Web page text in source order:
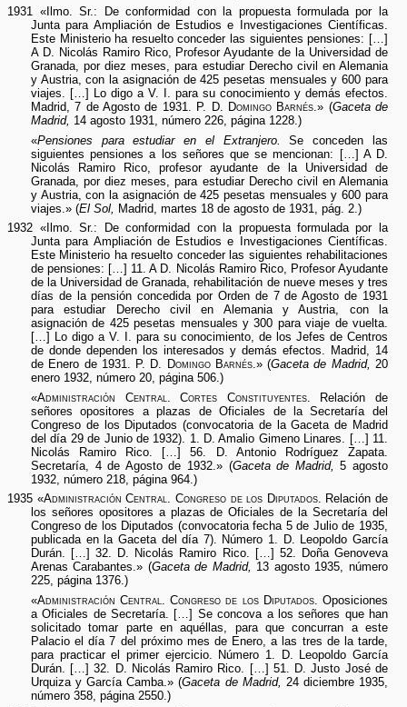
1931 «Ilmo. Sr.: De conformidad con la propuesta formulada por la
Junta para Ampliación de Estudios e Investigaciones Científicas.
Este Ministerio ha resuelto conceder las siguientes pensiones: […]
A D. Nicolás Ramiro Rico, Profesor Ayudante de la Universidad de
Granada, por diez meses, para estudiar Derecho civil en Alemania
y Austria, con la asignación de 425 pesetas mensuales y 600 para
viajes. […] Lo digo a V. I. para su conocimiento y demás efectos.
Madrid, 7 de Agosto de 1931. P. D. Domingo Barnés.» (Gaceta de
Madrid, 14 agosto 1931, número 226, página 1228.)
«Pensiones para estudiar en el Extranjero.
Se conceden las
siguientes pensiones a los señores que se mencionan: […] A D.
Nicolás Ramiro Rico, profesor ayudante de la Universidad de
Granada, por diez meses, para estudiar Derecho civil en Alemania
y Austria, con la asignación de 425 pesetas mensuales y 600 para
viajes.» (El Sol,
Madrid, martes 18 de agosto de 1931, pág. 2.)
1932 «Ilmo. Sr.: De conformidad con la propuesta formulada por la
Junta para Ampliación de Estudios e Investigaciones Científicas.
Este Ministerio ha resuelto conceder las siguientes rehabilitaciones
de pensiones: […] 11. A D. Nicolás Ramiro Rico, Profesor Ayudante
de la Universidad de Granada, rehabilitación de nueve meses y tres
días de la pensión concedida por Orden de 7 de Agosto de 1931
para estudiar Derecho civil en Alemania y Austria, con la
asignación de 425 pesetas mensuales y 300 para viaje de vuelta.
[…] Lo digo a V. I. para su conocimiento, de los Jefes de Centros
de donde dependen los interesados y demás efectos. Madrid, 14
de Enero de 1931. P. D. Domingo Barnés.» (Gaceta de Madrid, 20
enero 1932, número 20, página 506.)
«Administración Central. Cortes Constituyentes.
Relación de
señores opositores a plazas de Oficiales de la Secretaría del
Congreso de los Diputados (convocatoria de la Gaceta de Madrid
del día 29 de Junio de 1932). 1. D. Amalio Gimeno Linares. […] 11.
Nicolás Ramiro Rico. […] 56. D. Antonio Rodríguez Zapata.
Secretaría, 4 de Agosto de 1932.» (Gaceta de Madrid, 5 agosto
1932, número 218, página 964.)
1935 «Administración Central. Congreso de los Diputados. Relación de
los señores opositores a plazas de Oficiales de la Secretaría del
Congreso de los Diputados (convocatoria fecha 5 de Julio de 1935,
publicada en la Gaceta del día 7). Número 1. D. Leopoldo García
Durán. […] 32. D. Nicolás Ramiro Rico. […] 52. Doña Genoveva
Arenas Carabantes.» (Gaceta de Madrid, 13 agosto 1935, número
225, página 1376.)
«Administración Central. Congreso de los Diputados. Oposiciones
a Oficiales de Secretaría. […] Se concova a los señores que han
solicitado tomar parte en aquéllas, para que concurran a este
Palacio el día 7 del próximo mes de Enero, a las tres de la tarde,
para practicar el primer ejercicio. Número 1. D. Leopoldo García
Durán. […] 32. D. Nicolás Ramiro Rico. […] 51. D. Justo José de
Urquiza y García Camba.» (Gaceta de Madrid, 24 diciembre 1935,
número 358, página 2550.)